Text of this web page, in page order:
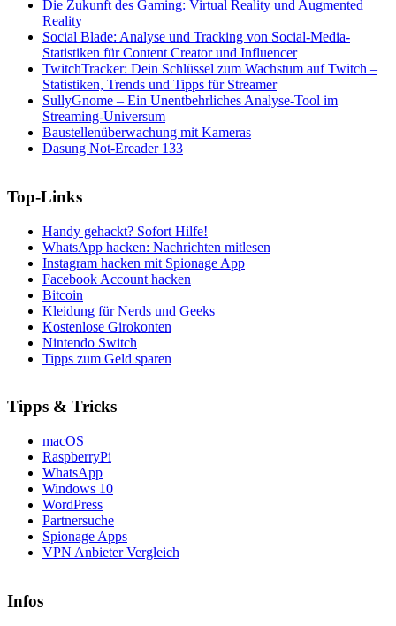
Die Zukunft des Gaming: Virtual Reality und Augmented
Reality
Social Blade: Analyse und Tracking von Social-Media-
Statistiken für Content Creator und Influencer
TwitchTracker: Dein Schlüssel zum Wachstum auf Twitch –
Statistiken, Trends und Tipps für Streamer
SullyGnome – Ein Unentbehrliches Analyse-Tool im
Streaming-Universum
Baustellenüberwachung mit Kameras
Dasung Not-Ereader 133
Top-Links
Handy gehackt? Sofort Hilfe!
WhatsApp hacken: Nachrichten mitlesen
Instagram hacken mit Spionage App
Facebook Account hacken
Bitcoin
Kleidung für Nerds und Geeks
Kostenlose Girokonten
Nintendo Switch
Tipps zum Geld sparen
Tipps & Tricks
macOS
RaspberryPi
WhatsApp
Windows 10
WordPress
Partnersuche
Spionage Apps
VPN Anbieter Vergleich
Infos